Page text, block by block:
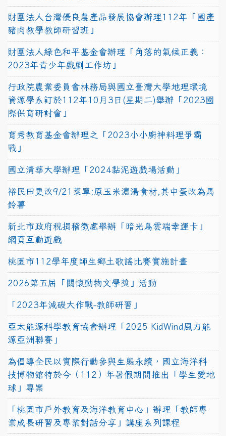
財團法人台灣優良農產品發展協會辦理112年「國產
豬肉教學教師研習班」
財團法人綠色和平基金會辦理「角落的氣候正義：
2023年青少年戲劇工作坊」
行政院農業委員會林務局與國立臺灣大學地理環境
資源學系訂於112年10月3日(星期二)舉辦「2023國
際保育研討會」
育秀教育基金會辦理之「2023小小廚神料理爭霸
戰」
國立清華大學辦理「2024黏泥遊戲場活動」
裕民田更改9/21菜單:原玉米濃湯食材,其中蛋改為馬
鈴薯
新北市政府稅捐稽徵處舉辦「暗光鳥雲端幸運卡」
網頁互動遊戲
桃園市112學年度師生鄉土歌謠比賽實施計畫
2026第五屆「關懷動物文學獎」活動
「2023年減碳大作戰-教師研習」
亞太能源科學教育協會辦理「2025 KidWind風力能
源亞洲聯賽」
為倡導全民以實際行動參與生態永續，國立海洋科
技博物館特於今（112）年暑假期間推出「學生愛地
球」專案
「桃園市戶外教育及海洋教育中心」辦理「教師專
業成長研習及專業對話分享」講座系列課程